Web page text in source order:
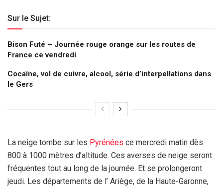
Sur le Sujet:
Bison Futé – Journée rouge orange sur les routes de
France ce vendredi
Cocaïne, vol de cuivre, alcool, série d’interpellations dans
le Gers
La neige tombe sur les Pyrénées ce mercredi matin dès
800 à 1000 mètres d’altitude. Ces averses de neige seront
fréquentes tout au long de la journée. Et se prolongeront
jeudi. Les départements de l’ Ariège, de la Haute-Garonne,